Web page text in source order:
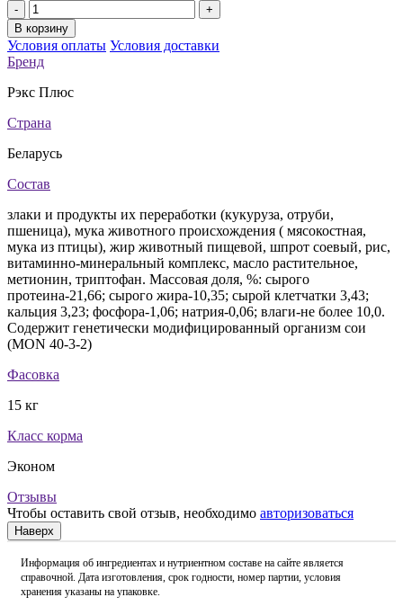
-
+
В корзину
Условия оплаты Условия доставки
Бренд
Рэкс Плюс
Страна
Беларусь
Состав
злаки и продукты их переработки (кукуруза, отруби,
пшеница), мука животного происхождения ( мясокостная,
мука из птицы), жир животный пищевой, шпрот соевый, рис,
витаминно-минеральный комплекс, масло растительное,
метионин, триптофан. Массовая доля, %: сырого
протеина-21,66; сырого жира-10,35; сырой клетчатки 3,43;
кальция 3,23; фосфора-1,06; натрия-0,06; влаги-не более 10,0.
Содержит генетически модифицированный организм сои
(MON 40-3-2)
Фасовка
15 кг
Класс корма
Эконом
Отзывы
Чтобы оставить свой отзыв, необходимо авторизоваться
Наверх
Информация об ингредиентах и нутриентном составе на сайте является
справочной. Дата изготовления, срок годности, номер партии, условия
хранения указаны на упаковке.